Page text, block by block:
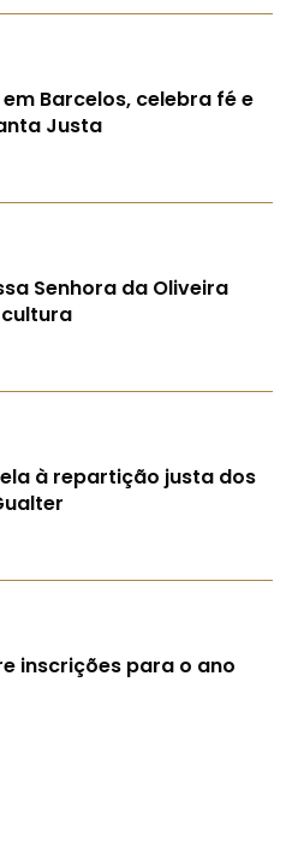
Barcelos, celebra fé e
Justa
Senhora da Oliveira
à repartição justa dos
inscrições para o ano